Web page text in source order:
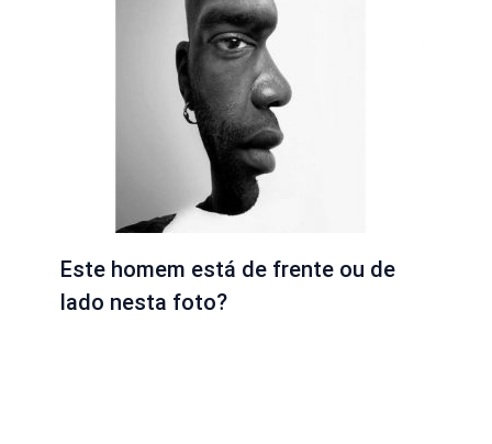
Este homem está de frente ou de
lado nesta foto?